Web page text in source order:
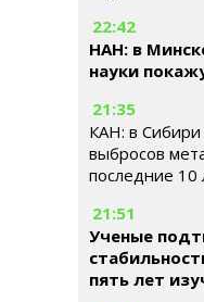
22:42
НАН: в
науки
21:35
КАН: в
выбросов
последние 10
21:51
Ученые
пять лет